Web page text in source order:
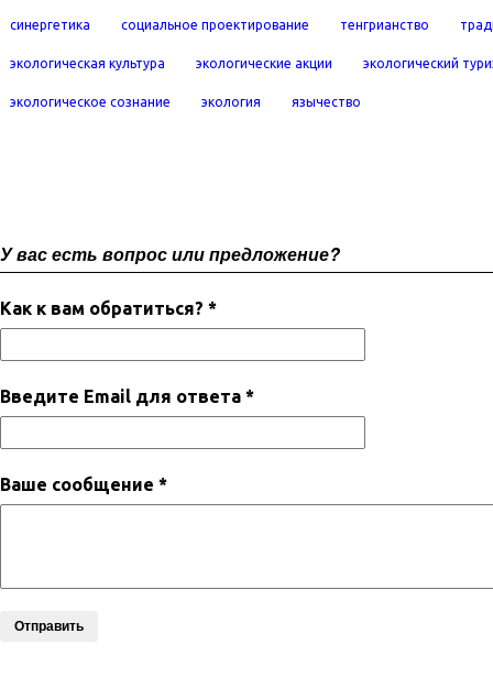
синергетика социальное проектирование тенгрианство
экологическая культура экологические акции экологический
экологическое сознание экология язычество
У вас есть вопрос или предложение?
Как к вам обратиться? *
Введите Email для ответа *
Ваше сообщение *
Отправить